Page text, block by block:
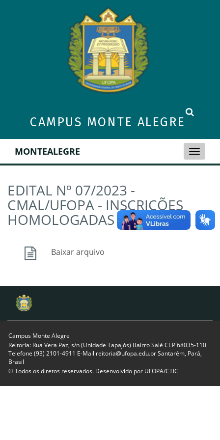
CAMPUS MONTE ALEGRE
Toggle
MONTEALEGRE
EDITAL Nº 07/2023 -
CMAL/UFOPA - INSCRIÇÕES
HOMOLOGADAS
Baixar arquivo
Campus Monte Alegre
Reitoria: Rua Vera Paz, s/n (Unidade Tapajós) Bairro Salé CEP 68035-110
Telefone (93) 2101-4911 E-Mail reitoria@ufopa.edu.br Santarém, Pará,
Brasil
© Todos os diretos reservados. Desenvolvido por UFOPA/CTIC